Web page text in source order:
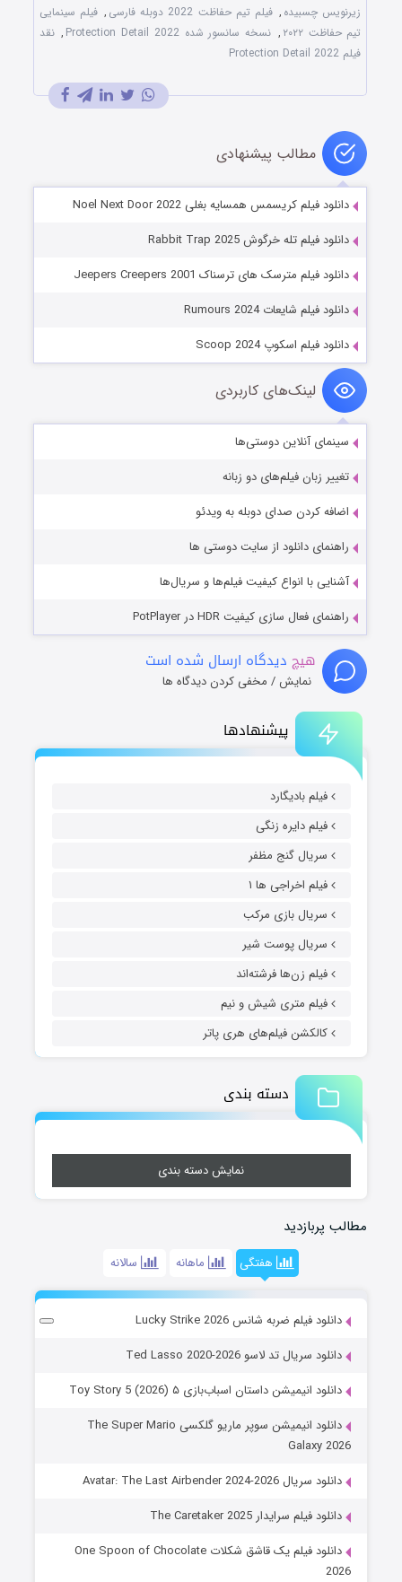
پیشنهادها
فیلم بادیگارد
فیلم دایره زنگی
سریال گنج مظفر
فیلم اخراجی ها ۱
سریال بازی مرکب
سریال پوست شیر
فیلم زن‌ها فرشته‌اند
فیلم متری شیش و نیم
کالکشن فیلم‌های هری پاتر
دسته بندی
نمایش دسته بندی
مطالب پربازدید
هفتگی ماهانه سالانه
دانلود فیلم ضربه شانس Lucky Strike 2026
دانلود سریال تد لاسو Ted Lasso 2020-2026
دانلود انیمیشن داستان اسباب‌بازی ۵ Toy Story 5 (2026)
دانلود انیمیشن سوپر ماریو گلکسی The Super Mario
Galaxy 2026
دانلود سریال Avatar: The Last Airbender 2024-2026
دانلود فیلم سرایدار The Caretaker 2025
دانلود فیلم یک قاشق شکلات One Spoon of Chocolate
2026
زیرنویس چسبیده , فیلم تیم حفاظت 2022 دوبله فارسی , فیلم سینمایی
تیم حفاظت ۲۰۲۲
, نسخه سانسور شده Protection Detail 2022 , نقد
فیلم Protection Detail 2022
مطالب پیشنهادی
دانلود فیلم کریسمس همسایه بغلی Noel Next Door 2022
دانلود فیلم تله خرگوش Rabbit Trap 2025
دانلود فیلم مترسک های ترسناک Jeepers Creepers 2001
دانلود فیلم شایعات Rumours 2024
دانلود فیلم اسکوپ Scoop 2024
لینک‌های کاربردی
سینمای آنلاین دوستی‌ها
تغییر زبان فیلم‌های دو زبانه
اضافه کردن صدای دوبله به ویدئو
راهنمای دانلود از سایت دوستی ها
آشنایی با انواع کیفیت فیلم‌ها و سریال‌ها
راهنمای فعال سازی کیفیت HDR در PotPlayer
هیچ دیدگاه ارسال شده است
نمایش / مخفی کردن دیدگاه ها